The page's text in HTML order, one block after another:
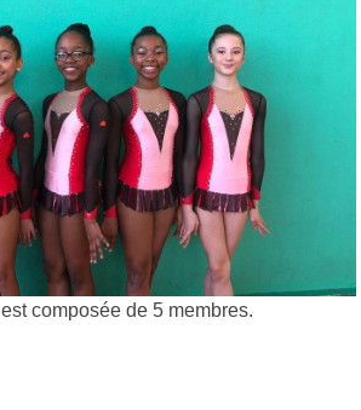
est composée de 5 membres.